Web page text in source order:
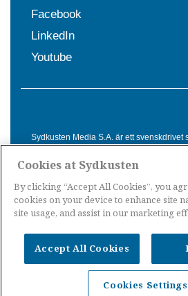
Facebook
LinkedIn
Youtube
Sydkusten Media S.A. är ett svenskdrivet
Spanien. Genom nyhetsbevakning av
informationsförmedling för svenskar i
Nyheter Spanien· Nyheter
Cookies at Sydkusten
By clicking “Accept All Cookies”, you
cookies on your device to enhance site
site usage, and assist in our marketing
Accept All Cookies
Cookies Settings